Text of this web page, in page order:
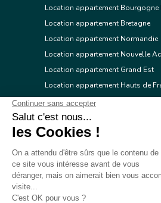
Location appartement Bourgogne
Location appartement Bretagne
Location appartement Normandie
Location appartement Nouvelle
Location appartement Grand Est
Location appartement Hauts de
Location appartement Ile de France
Location appartement Centre Val
Location appartement Occitanie
Location appartement Provence
Location appartement Corse